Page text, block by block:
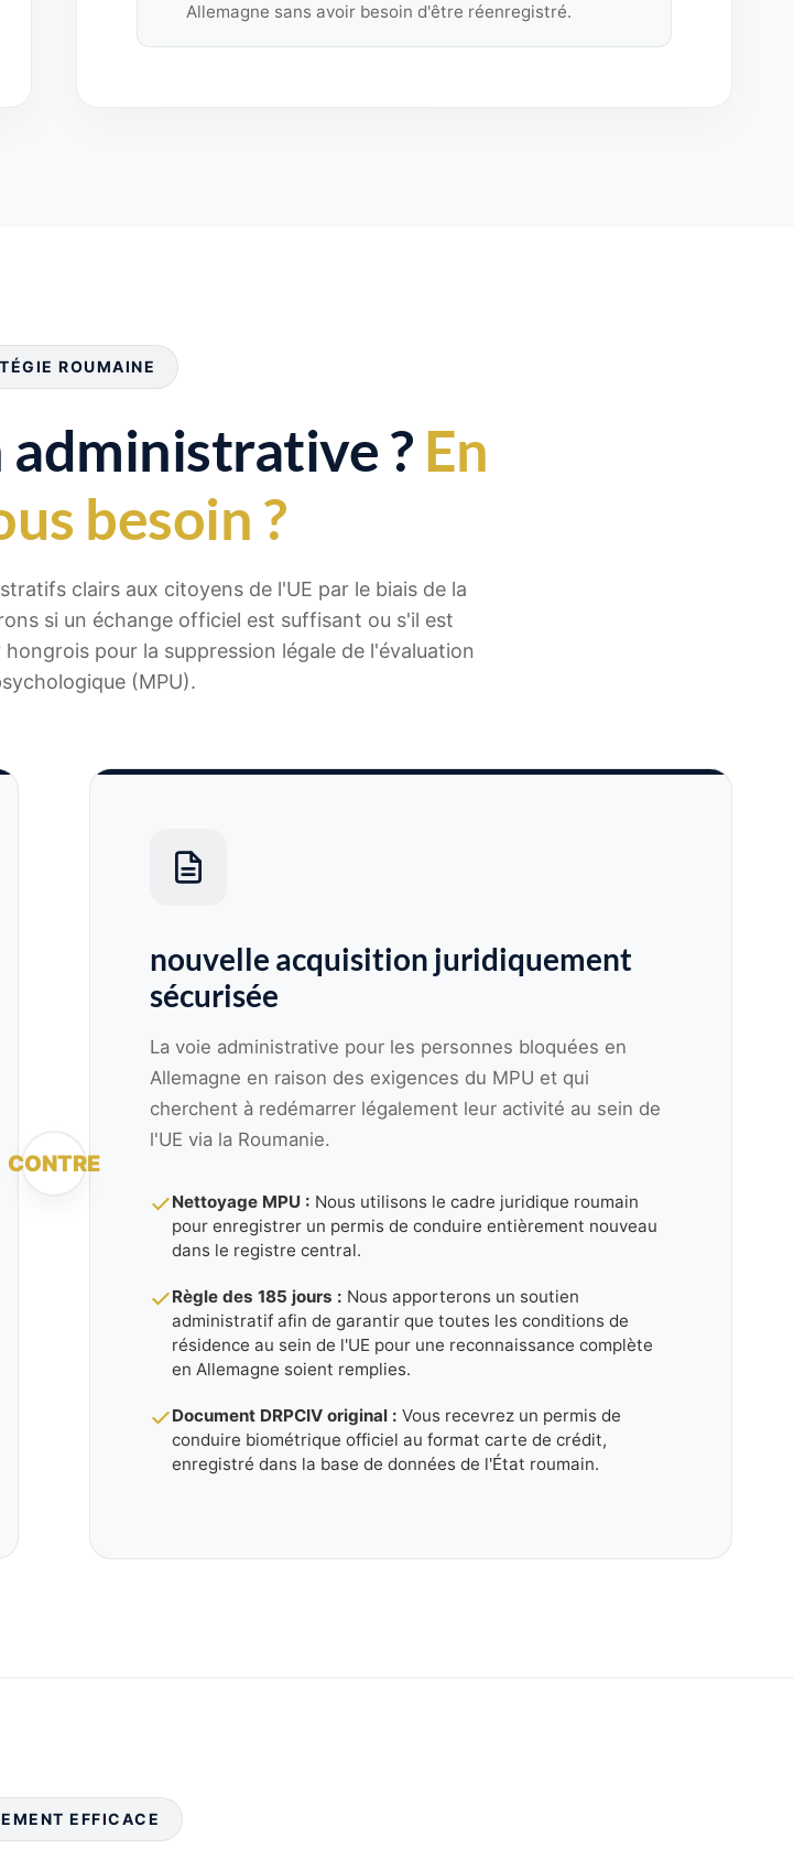
Allemagne sans avoir besoin d'être réenregistré.
ROUMAINE
? En
besoin ?
clairs aux citoyens de l'UE par le biais de la
si un échange officiel est suffisant ou s'il est
pour la suppression légale de l'évaluation
(MPU).
CONTRE
nouvelle acquisition juridiquement
sécurisée
La voie administrative pour les personnes bloquées en
Allemagne en raison des exigences du MPU et qui
cherchent à redémarrer légalement leur activité au sein de
l'UE via la Roumanie.
Nettoyage MPU : Nous utilisons le cadre juridique roumain
pour enregistrer un permis de conduire entièrement nouveau
dans le registre central.
Règle des 185 jours : Nous apporterons un soutien
administratif afin de garantir que toutes les conditions de
résidence au sein de l'UE pour une reconnaissance complète
en Allemagne soient remplies.
Document DRPCIV original : Vous recevrez un permis de
conduire biométrique officiel au format carte de crédit,
enregistré dans la base de données de l'État roumain.
EFFICACE